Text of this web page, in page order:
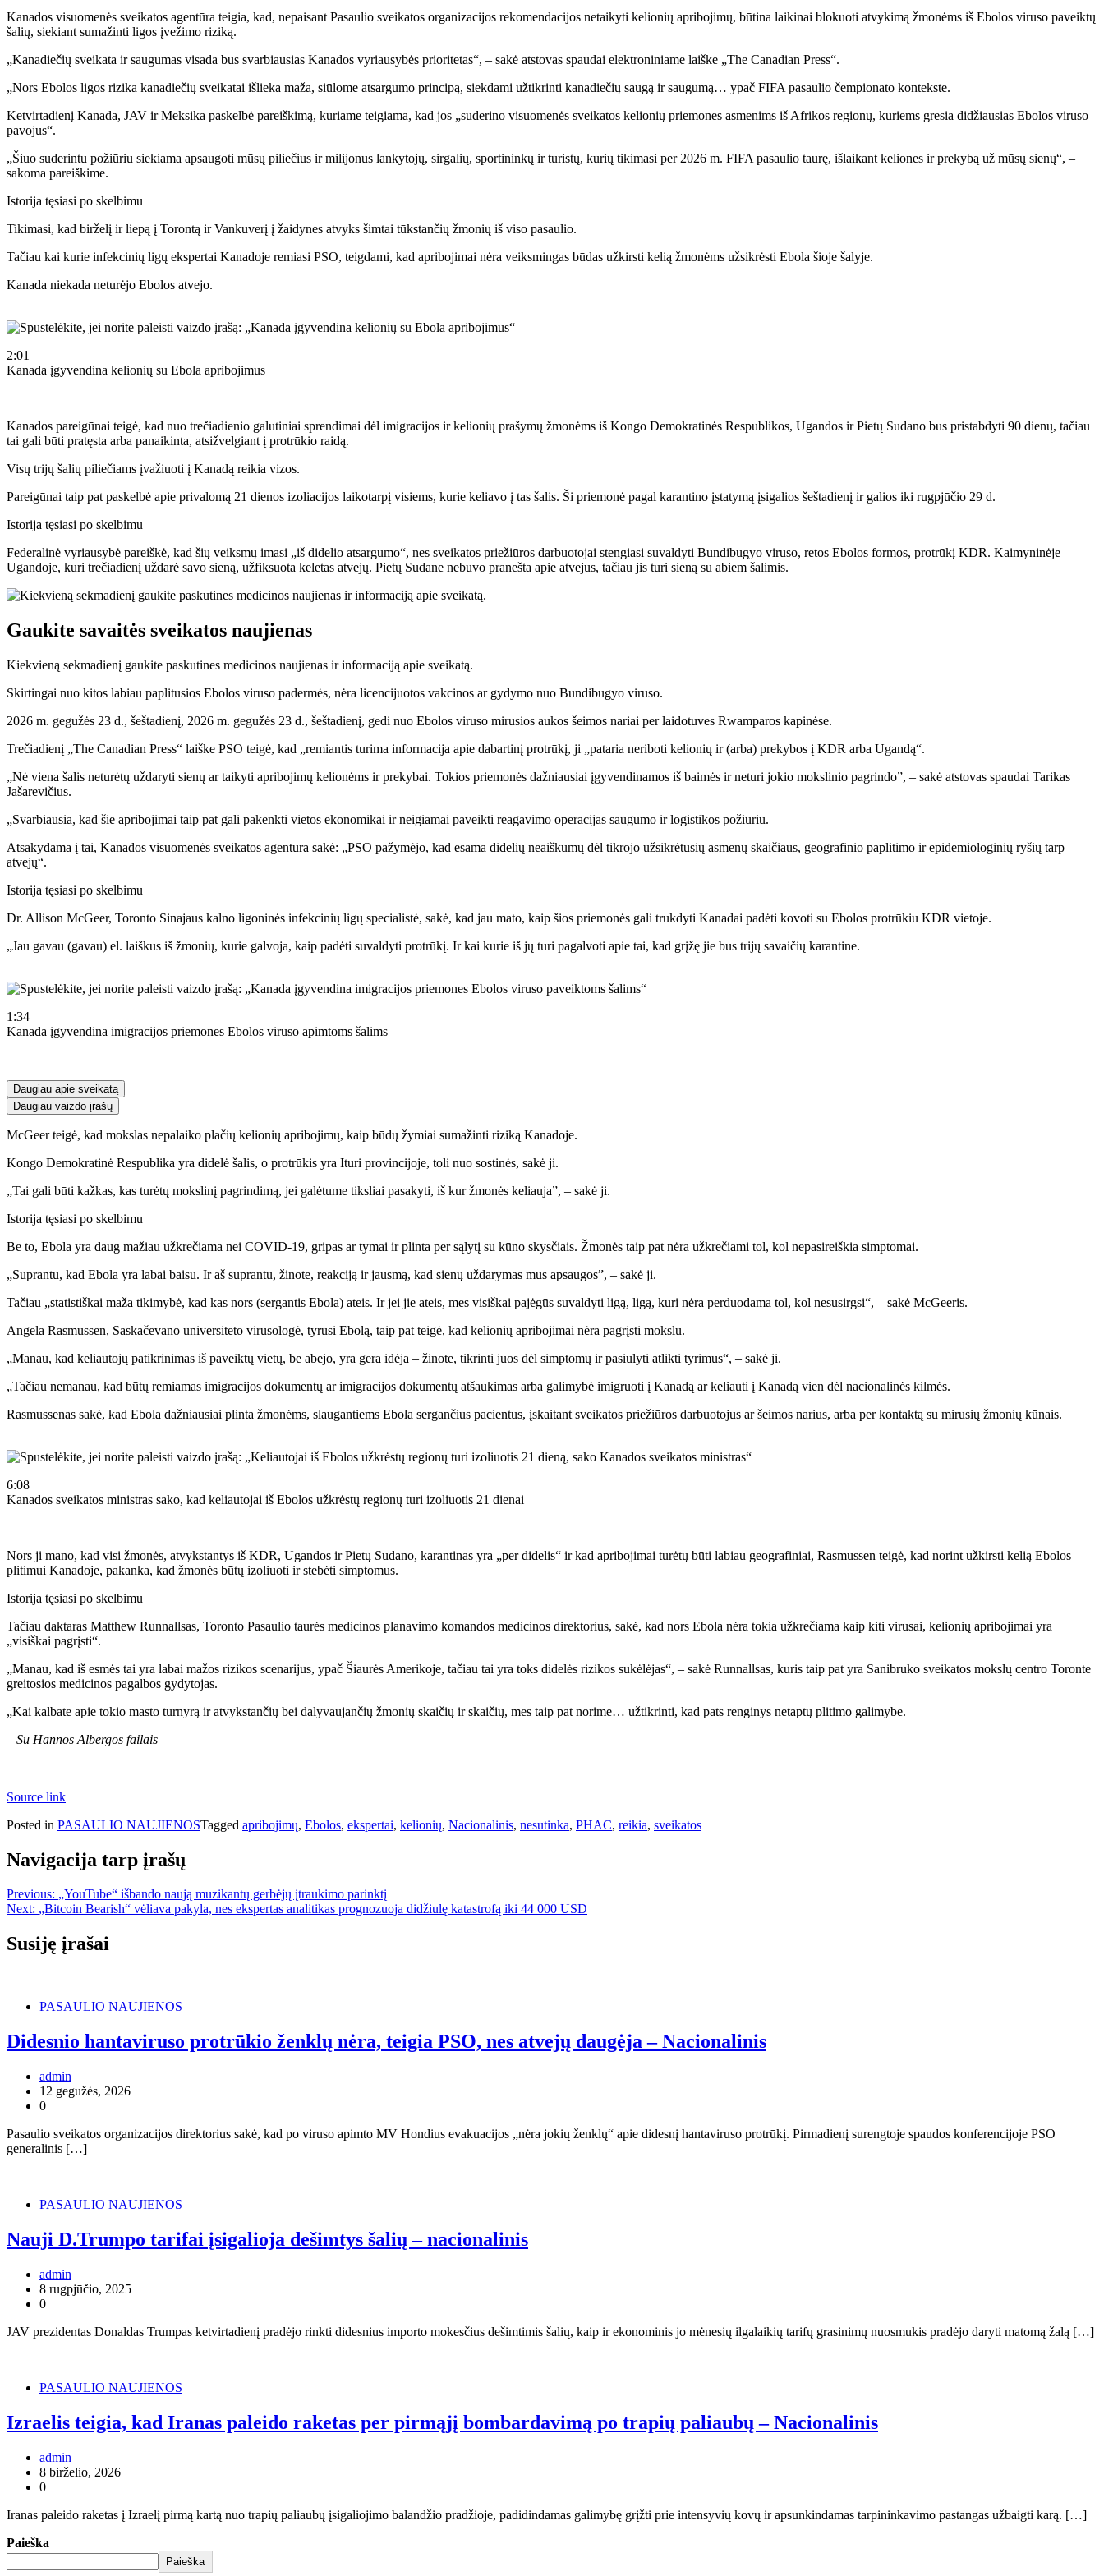
Kanados visuomenės sveikatos agentūra teigia, kad, nepaisant Pasaulio sveikatos organizacijos rekomendacijos netaikyti kelionių apribojimų, būtina laikinai blokuoti atvykimą žmonėms iš Ebolos viruso paveiktų
šalių, siekiant sumažinti ligos įvežimo riziką.
„Kanadiečių sveikata ir saugumas visada bus svarbiausias Kanados vyriausybės prioritetas“, – sakė atstovas spaudai elektroniniame laiške „The Canadian Press“.
„Nors Ebolos ligos rizika kanadiečių sveikatai išlieka maža, siūlome atsargumo principą, siekdami užtikrinti kanadiečių saugą ir saugumą… ypač FIFA pasaulio čempionato kontekste.
Ketvirtadienį Kanada, JAV ir Meksika paskelbė pareiškimą, kuriame teigiama, kad jos „suderino visuomenės sveikatos kelionių priemones asmenims iš Afrikos regionų, kuriems gresia didžiausias Ebolos viruso
pavojus“.
„Šiuo suderintu požiūriu siekiama apsaugoti mūsų piliečius ir milijonus lankytojų, sirgalių, sportininkų ir turistų, kurių tikimasi per 2026 m. FIFA pasaulio taurę, išlaikant keliones ir prekybą už mūsų sienų“, –
sakoma pareiškime.
Istorija tęsiasi po skelbimu
Tikimasi, kad birželį ir liepą į Torontą ir Vankuverį į žaidynes atvyks šimtai tūkstančių žmonių iš viso pasaulio.
Tačiau kai kurie infekcinių ligų ekspertai Kanadoje remiasi PSO, teigdami, kad apribojimai nėra veiksmingas būdas užkirsti kelią žmonėms užsikrėsti Ebola šioje šalyje.
Kanada niekada neturėjo Ebolos atvejo.
2:01
Kanada įgyvendina kelionių su Ebola apribojimus
Kanados pareigūnai teigė, kad nuo trečiadienio galutiniai sprendimai dėl imigracijos ir kelionių prašymų žmonėms iš Kongo Demokratinės Respublikos, Ugandos ir Pietų Sudano bus pristabdyti 90 dienų, tačiau
tai gali būti pratęsta arba panaikinta, atsižvelgiant į protrūkio raidą.
Visų trijų šalių piliečiams įvažiuoti į Kanadą reikia vizos.
Pareigūnai taip pat paskelbė apie privalomą 21 dienos izoliacijos laikotarpį visiems, kurie keliavo į tas šalis. Ši priemonė pagal karantino įstatymą įsigalios šeštadienį ir galios iki rugpjūčio 29 d.
Istorija tęsiasi po skelbimu
Federalinė vyriausybė pareiškė, kad šių veiksmų imasi „iš didelio atsargumo“, nes sveikatos priežiūros darbuotojai stengiasi suvaldyti Bundibugyo viruso, retos Ebolos formos, protrūkį KDR. Kaimyninėje
Ugandoje, kuri trečiadienį uždarė savo sieną, užfiksuota keletas atvejų. Pietų Sudane nebuvo pranešta apie atvejus, tačiau jis turi sieną su abiem šalimis.
Gaukite savaitės sveikatos naujienas
Kiekvieną sekmadienį gaukite paskutines medicinos naujienas ir informaciją apie sveikatą.
Skirtingai nuo kitos labiau paplitusios Ebolos viruso padermės, nėra licencijuotos vakcinos ar gydymo nuo Bundibugyo viruso.
2026 m. gegužės 23 d., šeštadienį, 2026 m. gegužės 23 d., šeštadienį, gedi nuo Ebolos viruso mirusios aukos šeimos nariai per laidotuves Rwamparos kapinėse.
Trečiadienį „The Canadian Press“ laiške PSO teigė, kad „remiantis turima informacija apie dabartinį protrūkį, ji „pataria neriboti kelionių ir (arba) prekybos į KDR arba Ugandą“.
„Nė viena šalis neturėtų uždaryti sienų ar taikyti apribojimų kelionėms ir prekybai. Tokios priemonės dažniausiai įgyvendinamos iš baimės ir neturi jokio mokslinio pagrindo”, – sakė atstovas spaudai Tarikas
Jašarevičius.
„Svarbiausia, kad šie apribojimai taip pat gali pakenkti vietos ekonomikai ir neigiamai paveikti reagavimo operacijas saugumo ir logistikos požiūriu.
Atsakydama į tai, Kanados visuomenės sveikatos agentūra sakė: „PSO pažymėjo, kad esama didelių neaiškumų dėl tikrojo užsikrėtusių asmenų skaičiaus, geografinio paplitimo ir epidemiologinių ryšių tarp
atvejų“.
Istorija tęsiasi po skelbimu
Dr. Allison McGeer, Toronto Sinajaus kalno ligoninės infekcinių ligų specialistė, sakė, kad jau mato, kaip šios priemonės gali trukdyti Kanadai padėti kovoti su Ebolos protrūkiu KDR vietoje.
„Jau gavau (gavau) el. laiškus iš žmonių, kurie galvoja, kaip padėti suvaldyti protrūkį. Ir kai kurie iš jų turi pagalvoti apie tai, kad grįžę jie bus trijų savaičių karantine.
1:34
Kanada įgyvendina imigracijos priemones Ebolos viruso apimtoms šalims
Daugiau apie sveikatą
Daugiau vaizdo įrašų
McGeer teigė, kad mokslas nepalaiko plačių kelionių apribojimų, kaip būdų žymiai sumažinti riziką Kanadoje.
Kongo Demokratinė Respublika yra didelė šalis, o protrūkis yra Ituri provincijoje, toli nuo sostinės, sakė ji.
„Tai gali būti kažkas, kas turėtų mokslinį pagrindimą, jei galėtume tiksliai pasakyti, iš kur žmonės keliauja”, – sakė ji.
Istorija tęsiasi po skelbimu
Be to, Ebola yra daug mažiau užkrečiama nei COVID-19, gripas ar tymai ir plinta per sąlytį su kūno skysčiais. Žmonės taip pat nėra užkrečiami tol, kol nepasireiškia simptomai.
„Suprantu, kad Ebola yra labai baisu. Ir aš suprantu, žinote, reakciją ir jausmą, kad sienų uždarymas mus apsaugos”, – sakė ji.
Tačiau „statistiškai maža tikimybė, kad kas nors (sergantis Ebola) ateis. Ir jei jie ateis, mes visiškai pajėgūs suvaldyti ligą, ligą, kuri nėra perduodama tol, kol nesusirgsi“, – sakė McGeeris.
Angela Rasmussen, Saskačevano universiteto virusologė, tyrusi Ebolą, taip pat teigė, kad kelionių apribojimai nėra pagrįsti mokslu.
„Manau, kad keliautojų patikrinimas iš paveiktų vietų, be abejo, yra gera idėja – žinote, tikrinti juos dėl simptomų ir pasiūlyti atlikti tyrimus“, – sakė ji.
„Tačiau nemanau, kad būtų remiamas imigracijos dokumentų ar imigracijos dokumentų atšaukimas arba galimybė imigruoti į Kanadą ar keliauti į Kanadą vien dėl nacionalinės kilmės.
Rasmussenas sakė, kad Ebola dažniausiai plinta žmonėms, slaugantiems Ebola sergančius pacientus, įskaitant sveikatos priežiūros darbuotojus ar šeimos narius, arba per kontaktą su mirusių žmonių kūnais.
6:08
Kanados sveikatos ministras sako, kad keliautojai iš Ebolos užkrėstų regionų turi izoliuotis 21 dienai
Nors ji mano, kad visi žmonės, atvykstantys iš KDR, Ugandos ir Pietų Sudano, karantinas yra „per didelis“ ir kad apribojimai turėtų būti labiau geografiniai, Rasmussen teigė, kad norint užkirsti kelią Ebolos
plitimui Kanadoje, pakanka, kad žmonės būtų izoliuoti ir stebėti simptomus.
Istorija tęsiasi po skelbimu
Tačiau daktaras Matthew Runnallsas, Toronto Pasaulio taurės medicinos planavimo komandos medicinos direktorius, sakė, kad nors Ebola nėra tokia užkrečiama kaip kiti virusai, kelionių apribojimai yra
„visiškai pagrįsti“.
„Manau, kad iš esmės tai yra labai mažos rizikos scenarijus, ypač Šiaurės Amerikoje, tačiau tai yra toks didelės rizikos sukėlėjas“, – sakė Runnallsas, kuris taip pat yra Sanibruko sveikatos mokslų centro Toronte
greitosios medicinos pagalbos gydytojas.
„Kai kalbate apie tokio masto turnyrą ir atvykstančių bei dalyvaujančių žmonių skaičių ir skaičių, mes taip pat norime… užtikrinti, kad pats renginys netaptų plitimo galimybe.
– Su Hannos Albergos failais
Source link
Posted in PASAULIO NAUJIENOSTagged apribojimų, Ebolos, ekspertai, kelionių, Nacionalinis, nesutinka, PHAC, reikia, sveikatos
Navigacija tarp įrašų
Previous: „YouTube“ išbando naują muzikantų gerbėjų įtraukimo parinktį
Next: „Bitcoin Bearish“ vėliava pakyla, nes ekspertas analitikas prognozuoja didžiulę katastrofą iki 44 000 USD
Susiję įrašai
PASAULIO NAUJIENOS
Didesnio hantaviruso protrūkio ženklų nėra, teigia PSO, nes atvejų daugėja – Nacionalinis
admin
12 gegužės, 2026
0
Pasaulio sveikatos organizacijos direktorius sakė, kad po viruso apimto MV Hondius evakuacijos „nėra jokių ženklų“ apie didesnį hantaviruso protrūkį. Pirmadienį surengtoje spaudos konferencijoje PSO
generalinis […]
PASAULIO NAUJIENOS
Nauji D.Trumpo tarifai įsigalioja dešimtys šalių – nacionalinis
admin
8 rugpjūčio, 2025
0
JAV prezidentas Donaldas Trumpas ketvirtadienį pradėjo rinkti didesnius importo mokesčius dešimtimis šalių, kaip ir ekonominis jo mėnesių ilgalaikių tarifų grasinimų nuosmukis pradėjo daryti matomą žalą […]
PASAULIO NAUJIENOS
Izraelis teigia, kad Iranas paleido raketas per pirmąjį bombardavimą po trapių paliaubų – Nacionalinis
admin
8 birželio, 2026
0
Iranas paleido raketas į Izraelį pirmą kartą nuo trapių paliaubų įsigaliojimo balandžio pradžioje, padidindamas galimybę grįžti prie intensyvių kovų ir apsunkindamas tarpininkavimo pastangas užbaigti karą. […]
Paieška
Paieška